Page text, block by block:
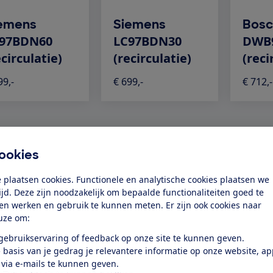
plaatsen cookies. Functionele en analytische cookies plaatsen we
Deze zijn noodzakelijk om bepaalde functionaliteiten goed te
werken en gebruik te kunnen meten. Er zijn ook cookies naar
om:
of feedback op onze site te kunnen geven.
basis van je gedrag je relevantere informatie op onze website,
e-mails te kunnen geven.
Siemens
LC97BDN30
(recirculatie)
€ 699,- € 712,-
naar de
Bekijk direct de testresultaten en voorkom een miskoop.
Of log in als lid